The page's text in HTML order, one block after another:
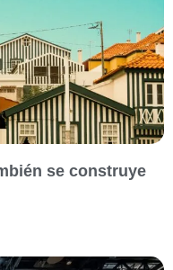
se construye